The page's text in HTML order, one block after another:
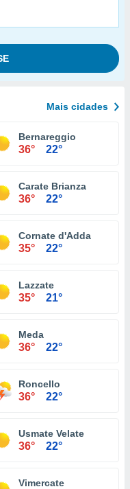
Mais cidades
Bernareggio
36° 22°
Carate Brianza
36° 22°
Cornate d'Adda
35° 22°
Lazzate
35° 21°
Meda
36° 22°
Roncello
36° 22°
Usmate Velate
36° 22°
Vimercate